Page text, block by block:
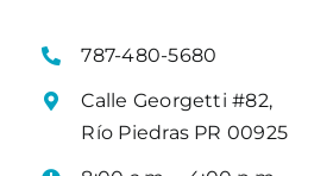
787-480-5680
Calle Georgetti #82,
Río Piedras PR 00925